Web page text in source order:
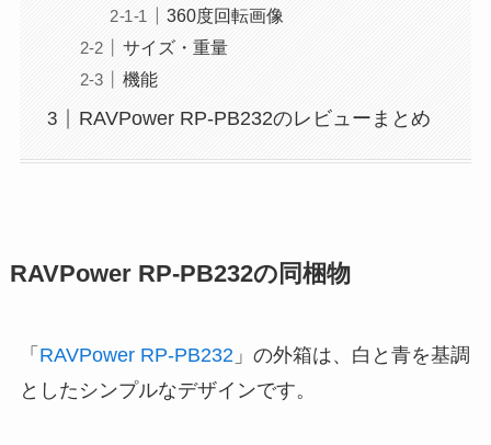
360度回転画像
サイズ・重量
機能
RAVPower RP-PB232のレビューまとめ
RAVPower RP-PB232の同梱物
「 RAVPower RP-PB232 」の外箱は、白と青を基調
としたシンプルなデザインです。